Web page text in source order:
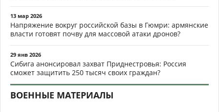
13 мар 2026
Напряжение вокруг российской базы в Гюмри: армянские
власти готовят почву для массовой атаки дронов?
29 янв 2026
Сибига анонсировал захват Приднестровья: Россия
сможет защитить 250 тысяч своих граждан?
ВОЕННЫЕ МАТЕРИАЛЫ